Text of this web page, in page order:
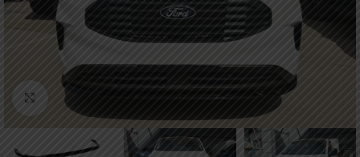
Κάντε κλικ για μεγέθυνση